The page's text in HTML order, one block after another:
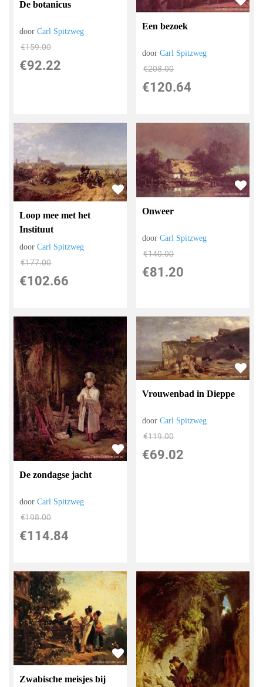
De botanicus
doorCarl Spitzweg
€159.00
€92.22
Een bezoek
doorCarl Spitzweg
€208.00
€120.64
Loop mee met het
Instituut
doorCarl Spitzweg
€177.00
€102.66
Onweer
doorCarl Spitzweg
€140.00
€81.20
De zondagse jacht
doorCarl Spitzweg
€198.00
€114.84
Vrouwenbad in Dieppe
doorCarl Spitzweg
€119.00
€69.02
Zwabische meisjes bij